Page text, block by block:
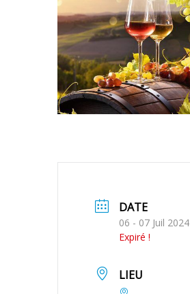
DATE
06 - 07 Juil 2024
Expiré !
LIEU